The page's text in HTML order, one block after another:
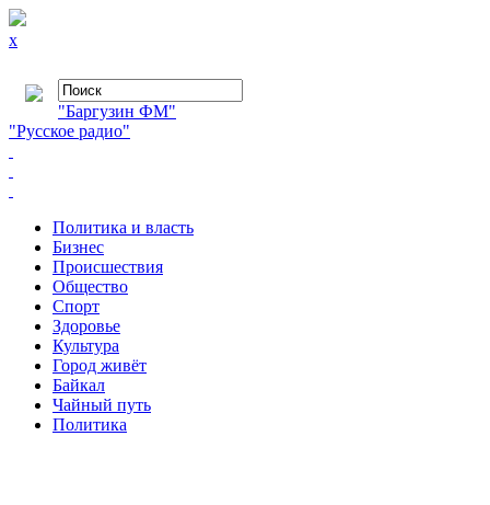
x
"Баргузин ФМ"
"Русское радио"
Политика и власть
Бизнес
Происшествия
Общество
Cпорт
Здоровье
Культура
Город живёт
Байкал
Чайный путь
Политика